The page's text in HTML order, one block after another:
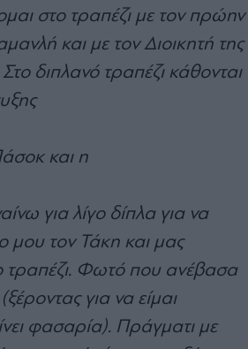
στο τραπέζι με τον πρώην
και με τον Διοικητή της
διπλανό τραπέζι κάθονται
και η
για λίγο δίπλα για να
μου τον Τάκη και μας
τραπέζι. Φωτό που ανέβασα
για να είμαι
φασαρία). Πράγματι με